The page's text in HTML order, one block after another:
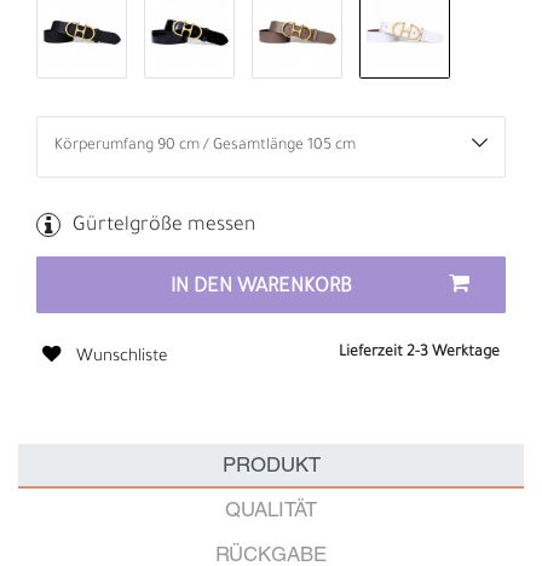
Gürtelgröße messen
IN DEN WARENKORB
Wunschliste Lieferzeit 2-3 Werktage
PRODUKT
QUALITÄT
RÜCKGABE